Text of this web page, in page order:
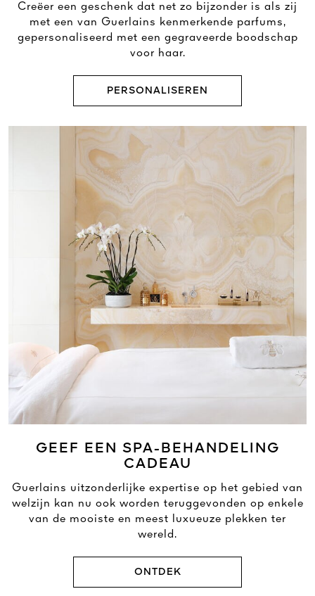
Creëer een geschenk dat net zo bijzonder is als zij
met een van Guerlains kenmerkende parfums,
gepersonaliseerd met een gegraveerde boodschap
voor haar.
PERSONALISEREN
GEEF EEN SPA-BEHANDELING
CADEAU
Guerlains uitzonderlijke expertise op het gebied van
welzijn kan nu ook worden teruggevonden op enkele
van de mooiste en meest luxueuze plekken ter
wereld.
ONTDEK